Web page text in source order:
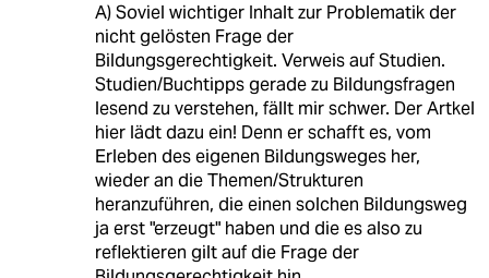
A) Soviel wichtiger Inhalt zur Problematik der
nicht gelösten Frage der
Bildungsgerechtigkeit. Verweis auf Studien.
Studien/Buchtipps gerade zu Bildungsfragen
lesend zu verstehen, fällt mir schwer. Der Artkel
hier lädt dazu ein! Denn er schafft es, vom
Erleben des eigenen Bildungsweges her,
wieder an die Themen/Strukturen
heranzuführen, die einen solchen Bildungsweg
ja erst "erzeugt" haben und die es also zu
reflektieren gilt auf die Frage der